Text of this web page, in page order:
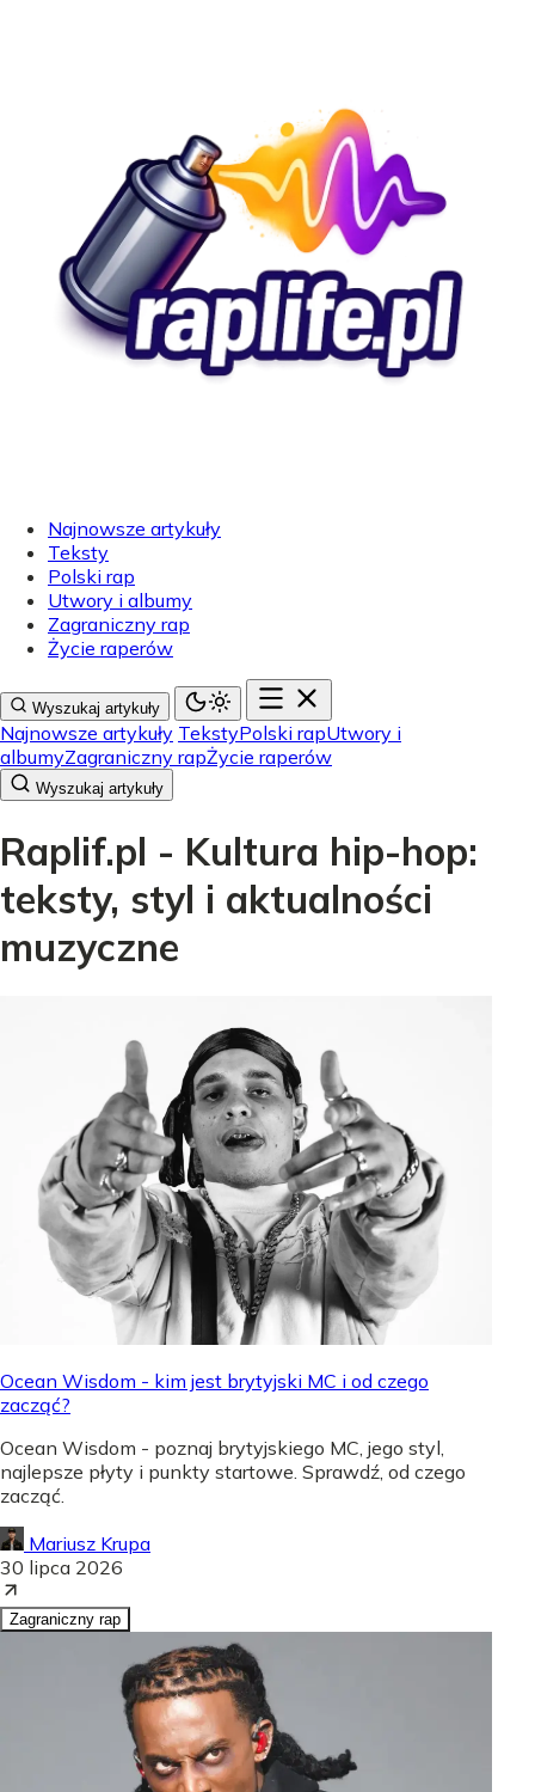
Najnowsze artykuły
Teksty
Polski rap
Utwory i albumy
Zagraniczny rap
Życie raperów
Wyszukaj artykuły
Najnowsze artykuły TekstyPolski rapUtwory i
albumyZagraniczny rapŻycie raperów
Wyszukaj artykuły
Raplif.pl - Kultura hip-hop:
teksty, styl i aktualności
muzyczne
Ocean Wisdom - kim jest brytyjski MC i od czego
zacząć?
Ocean Wisdom - poznaj brytyjskiego MC, jego styl,
najlepsze płyty i punkty startowe. Sprawdź, od czego
zacząć.
Mariusz Krupa
30 lipca 2026
Zagraniczny rap